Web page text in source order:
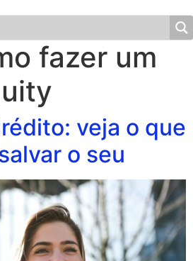
fazer um
veja o que
o seu